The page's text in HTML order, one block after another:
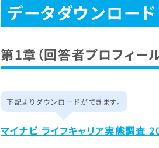
データダウンロード
第1章（回答者プロフィール
下記よりダウンロードができます。
マイナビ ライフキャリア実態調査